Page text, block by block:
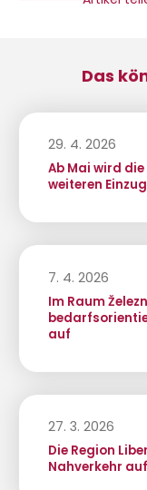
Das
29. 4. 2026
Ab Mai wird
weiteren
7. 4. 2026
Im Raum
auf
27. 3. 2026
Die Region
Nahverkehr